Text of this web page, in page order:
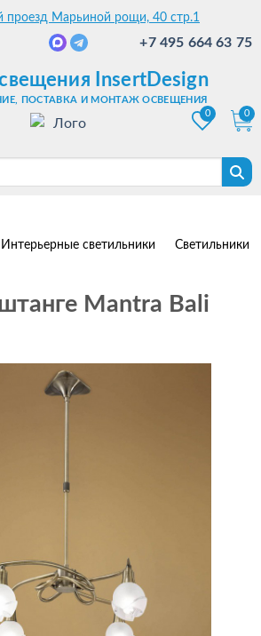
проезд Марьиной рощи, 40 стр.1
+7 495 664 63 75
InsertDesign
ПОСТАВКА И МОНТАЖ ОСВЕЩЕНИЯ
0
0
Интерьерные светильники Светильники
Mantra Bali